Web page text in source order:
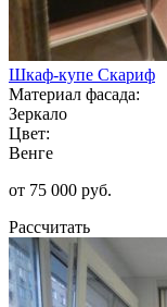
Шкаф-купе Скариф
Материал фасада:
Зеркало
Цвет:
Венге
от 75 000 руб.
Рассчитать